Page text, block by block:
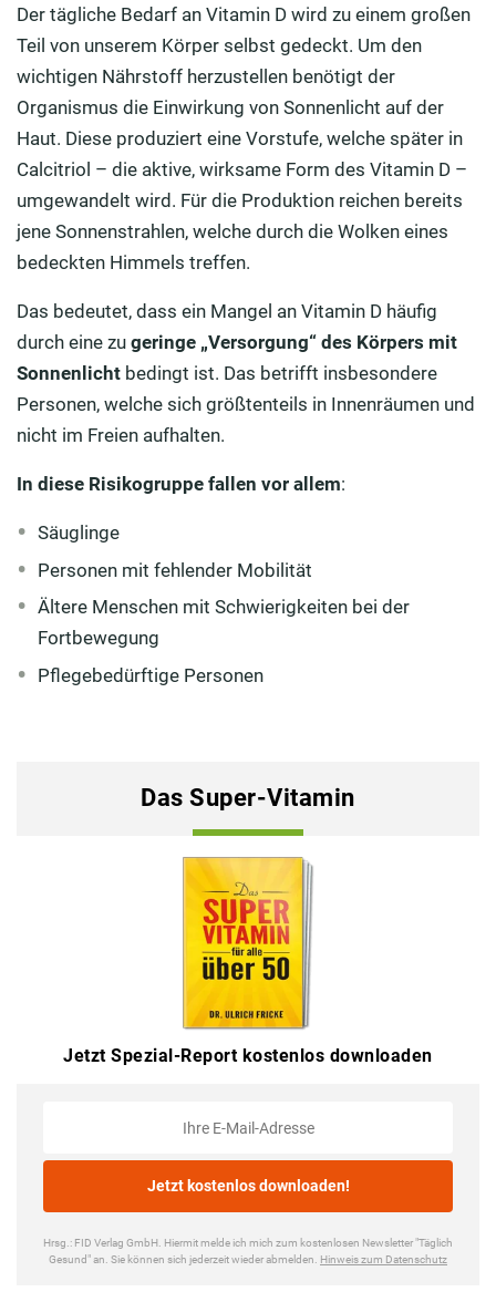
Der tägliche Bedarf an Vitamin D wird zu einem großen
Teil von unserem Körper selbst gedeckt. Um den
wichtigen Nährstoff herzustellen benötigt der
Organismus die Einwirkung von Sonnenlicht auf der
Haut. Diese produziert eine Vorstufe, welche später in
Calcitriol – die aktive, wirksame Form des Vitamin D –
umgewandelt wird. Für die Produktion reichen bereits
jene Sonnenstrahlen, welche durch die Wolken eines
bedeckten Himmels treffen.
Das bedeutet, dass ein Mangel an Vitamin D häufig
durch eine zu geringe „Versorgung“ des Körpers mit
Sonnenlicht bedingt ist. Das betrifft insbesondere
Personen, welche sich größtenteils in Innenräumen und
nicht im Freien aufhalten.
In diese Risikogruppe fallen vor allem:
Säuglinge
Personen mit fehlender Mobilität
Ältere Menschen mit Schwierigkeiten bei der
Fortbewegung
Pflegebedürftige Personen